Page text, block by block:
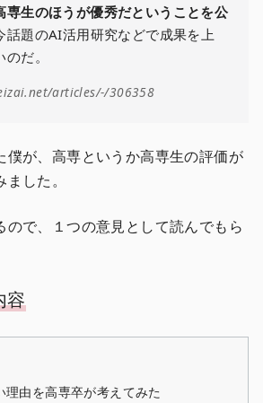
専生のほうが優秀だということを公
話題のAI活用研究などで成果を上
だ。
articles/-/306358
僕が、高専というか高専生の評価が
した。
ので、１つの意見として読んでもら
容
理由を高専卒が考えてみた